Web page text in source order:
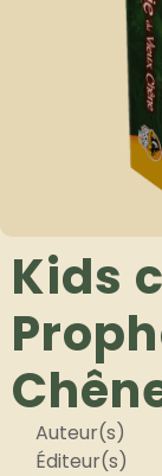
Kids
Auteur(s)
Éditeur(s)